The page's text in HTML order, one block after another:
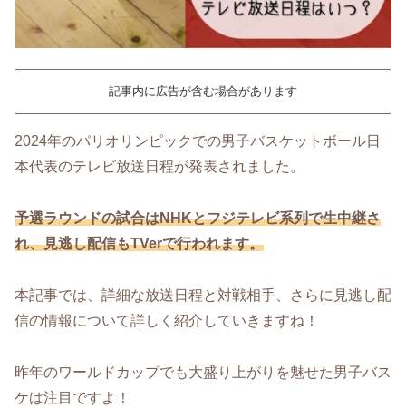
記事内に広告が含む場合があります
2024年のパリオリンピックでの男子バスケットボール日
本代表のテレビ放送日程が発表されました。
予選ラウンドの試合はNHKとフジテレビ系列で生中継さ
れ、見逃し配信もTVerで行われます。
本記事では、詳細な放送日程と対戦相手、さらに見逃し配
信の情報について詳しく紹介していきますね！
昨年のワールドカップでも大盛り上がりを魅せた男子バス
ケは注目ですよ！